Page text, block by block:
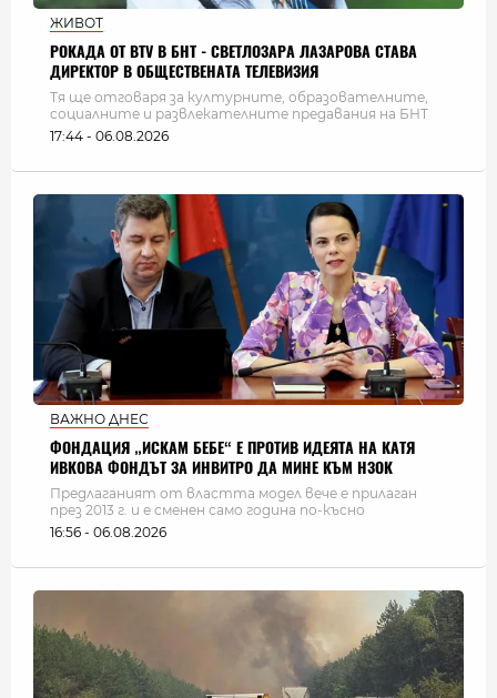
ЖИВОТ
РОКАДА ОТ BTV В БНТ - СВЕТЛОЗАРА ЛАЗАРОВА СТАВА
ДИРЕКТОР В ОБЩЕСТВЕНАТА ТЕЛЕВИЗИЯ
Тя ще отговаря за културните, образователните,
социалните и развлекателните предавания на БНТ
17:44 - 06.08.2026
ВАЖНО ДНЕС
ФОНДАЦИЯ „ИСКАМ БЕБЕ“ Е ПРОТИВ ИДЕЯТА НА КАТЯ
ИВКОВА ФОНДЪТ ЗА ИНВИТРО ДА МИНЕ КЪМ НЗОК
Предлаганият от властта модел вече е прилаган
през 2013 г. и е сменен само година по-късно
16:56 - 06.08.2026